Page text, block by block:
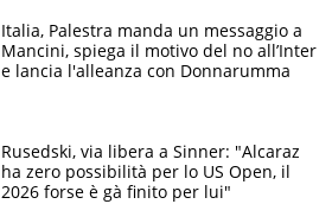
Italia, Palestra manda un messaggio a
Mancini, spiega il motivo del no all’Inter
e lancia l'alleanza con Donnarumma
Rusedski, via libera a Sinner: "Alcaraz
ha zero possibilità per lo US Open, il
2026 forse è gà finito per lui"